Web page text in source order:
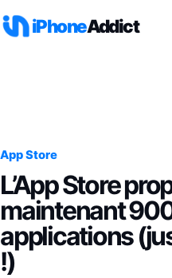
iPhoneAddict
App Store
L’App Store
maintenant
applications
!)